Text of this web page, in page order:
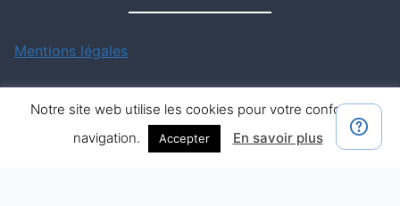
Mentions légales
© 2026 Dupont Matériel
Notre site web utilise les cookies pour votre confort de
navigation.
Accepter En savoir plus